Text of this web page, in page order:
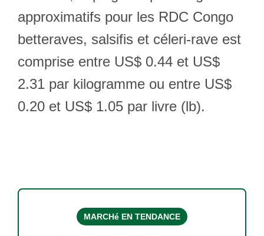
approximatifs pour les RDC Congo
betteraves, salsifis et céleri-rave est
comprise entre US$ 0.44 et US$
2.31 par kilogramme ou entre US$
0.20 et US$ 1.05 par livre (lb).
MARCHé EN TENDANCE